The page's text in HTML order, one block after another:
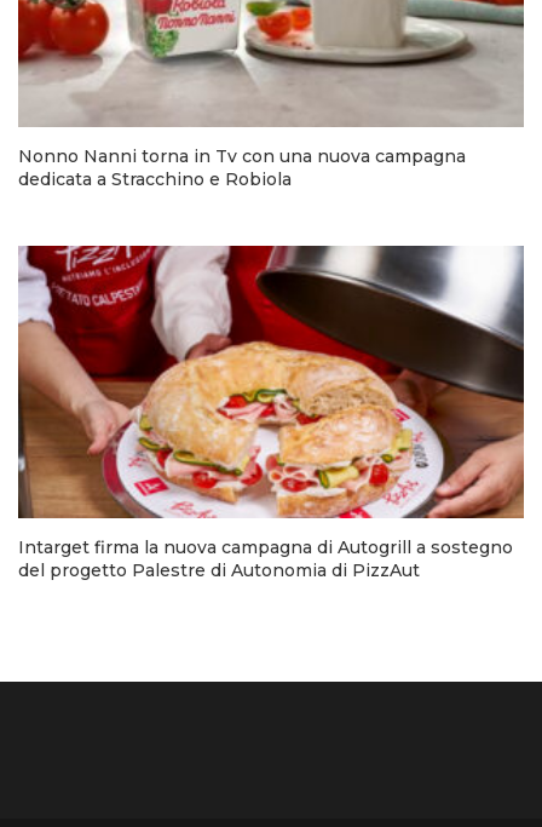
Nonno Nanni torna in Tv con una nuova campagna
dedicata a Stracchino e Robiola
Intarget firma la nuova campagna di Autogrill a sostegno
del progetto Palestre di Autonomia di PizzAut